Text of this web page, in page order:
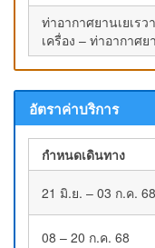
ท่าอากาศยานเยเร
เครื่อง – ท่าอากาศ
อัตราค่าบริการ
กำหนดเดินทาง
21 มิ.ย. – 03 ก.ค. 68
08 – 20 ก.ค. 68